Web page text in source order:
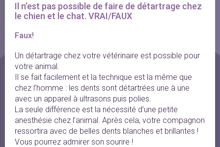
Il n’est pas possible de faire de détartrage chez
le chien et le chat. VRAI/FAUX
Faux!
Un détartrage chez votre vétérinaire est possible pour
votre animal.
Il se fait facilement et la technique est la même que
chez l’homme : les dents sont détartrées une à une
avec un appareil à ultrasons puis polies.
La seule différence est la nécessité d’une petite
anesthésie chez l’animal. Après cela, votre compagnon
ressortira avec de belles dents blanches et brillantes !
Vous pourrez admirer son sourire !